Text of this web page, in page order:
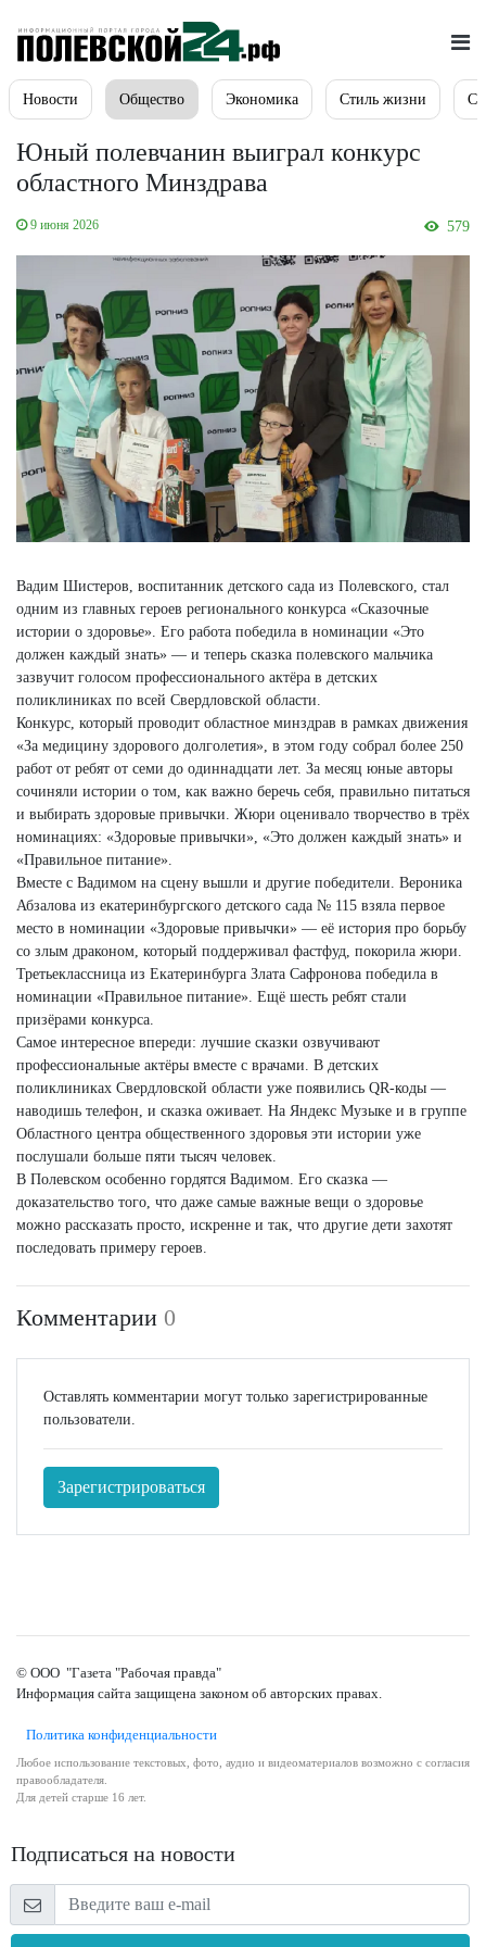
Новости Общество Экономика Стиль жизни
Юный полевчанин выиграл конкурс
областного Минздрава
9 июня 2026 579
Вадим Шистеров, воспитанник детского сада из Полевского, стал
одним из главных героев регионального конкурса «Сказочные
истории о здоровье». Его работа победила в номинации «Это
должен каждый знать» — и теперь сказка полевского мальчика
зазвучит голосом профессионального актёра в детских
поликлиниках по всей Свердловской области.
Конкурс, который проводит областное минздрав в рамках движения
«За медицину здорового долголетия», в этом году собрал более 250
работ от ребят от семи до одиннадцати лет. За месяц юные авторы
сочиняли истории о том, как важно беречь себя, правильно питаться
и выбирать здоровые привычки. Жюри оценивало творчество в трёх
номинациях: «Здоровые привычки», «Это должен каждый знать» и
«Правильное питание».
Вместе с Вадимом на сцену вышли и другие победители. Вероника
Абзалова из екатеринбургского детского сада № 115 взяла первое
место в номинации «Здоровые привычки» — её история про борьбу
со злым драконом, который поддерживал фастфуд, покорила жюри.
Третьеклассница из Екатеринбурга Злата Сафронова победила в
номинации «Правильное питание». Ещё шесть ребят стали
призёрами конкурса.
Самое интересное впереди: лучшие сказки озвучивают
профессиональные актёры вместе с врачами. В детских
поликлиниках Свердловской области уже появились QR-коды —
наводишь телефон, и сказка оживает. На Яндекс Музыке и в группе
Областного центра общественного здоровья эти истории уже
послушали больше пяти тысяч человек.
В Полевском особенно гордятся Вадимом. Его сказка —
доказательство того, что даже самые важные вещи о здоровье
можно рассказать просто, искренне и так, что другие дети захотят
последовать примеру героев.
Комментарии 0
Оставлять комментарии могут только зарегистрированные
пользователи.
Зарегистрироваться
© ООО "Газета "Рабочая правда"
Информация сайта защищена законом об авторских правах.
Политика конфиденциальности
Любое использование текстовых, фото, аудио и видеоматериалов возможно с согласия
правообладателя.
Для детей старше 16 лет.
Подписаться на новости